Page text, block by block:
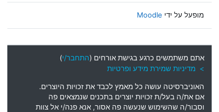
מופעל על ידי Moodle
אתם משתמשים כרגע בגישת אורחים (התחבר/י)
> מדיניות שמירת מידע ופרטיות
האוניברסיטה עושה כל מאמץ לכבד את זכויות היוצרים.
אם את/ה בעל/ת זכויות יוצרים בתכנים שנמצאים פה
וסבור/ה שהשימוש שנעשה פה אסור, אנא פנה/י אל צוות